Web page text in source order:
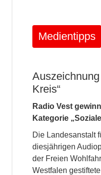
Medientipps
Kreis“
Radio Vest
Kategorie
Die Landesanstalt
diesjährigen
der Freien
Westfalen